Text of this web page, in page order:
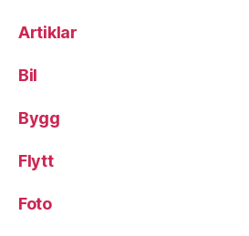
Artiklar
Bil
Bygg
Flytt
Foto